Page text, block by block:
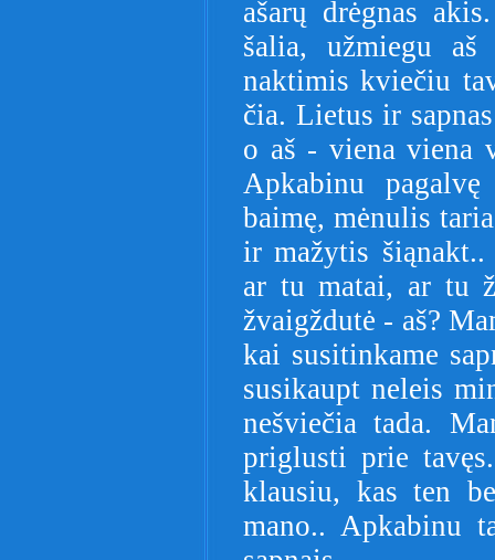
ašarų drėgnas
šalia, užmiegu
naktimis kviečiu
čia. Lietus ir
o aš - viena viena
Apkabinu
baimę, mėnulis
ir mažytis
ar tu matai, ar tu
žvaigždutė - aš?
kai susitinkame
susikaupt neleis
nešviečia tada.
priglusti prie
klausiu, kas ten
mano.. Apkabinu